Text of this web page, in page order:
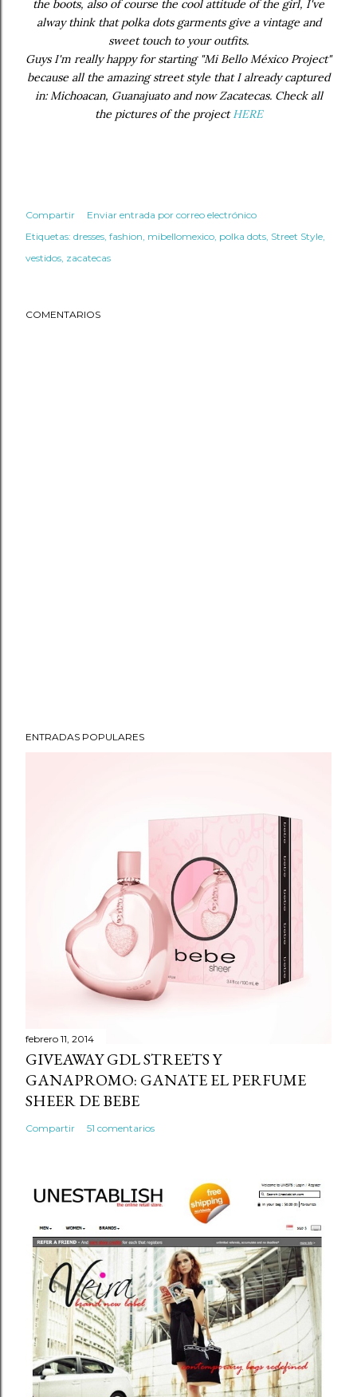
the boots, also of course the cool attitude of the girl, I've
alway think that polka dots garments give a vintage and
sweet touch to your outfits.
Guys I'm really happy for starting "Mi Bello México Project"
because all the amazing street style that I already captured
in: Michoacan, Guanajuato and now Zacatecas. Check all
the pictures of the projectHERE
Compartir
Enviar entrada por correo electrónico
Etiquetas: dresses fashion mibellomexico polka dots Street Style
vestidos zacatecas
COMENTARIOS
ENTRADAS POPULARES
febrero 11, 2014
GIVEAWAY GDL STREETS Y
GANAPROMO: GANATE EL PERFUME
SHEER DE BEBE
Compartir 51 comentarios